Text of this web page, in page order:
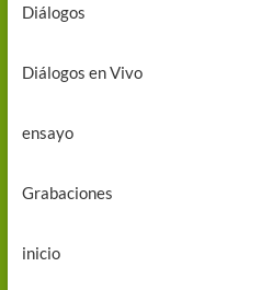
Diálogos
Diálogos en Vivo
ensayo
Grabaciones
inicio